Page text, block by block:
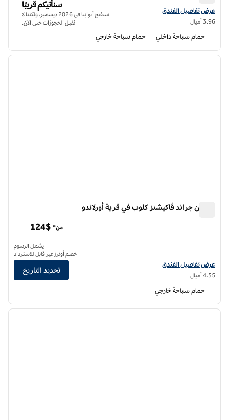
عرض تفاصيل الفندق لفندق هيلتون فاكيشن كلوب ذا فاونتينز أورلاندو
عرض تفاصيل الفندق
3.96 أميال
سنأتيكم قريبًا
سنفتح أبوابنا في 2026 ديسمبر، ولكننا لا
نقبل الحجوزات حتى الآن.
حمام سباحة داخلي حمام سباحة خارجي
1 من 12
الصورة
هيلتون جراند ڤاكيشنز كلوب في قرية أورلاندو
عرض تفاصيل الفندق لفندق هيلتون جراند ڤاكيشنز كلوب توسكاني فيلدج أورلاندو
عرض تفاصيل الفندق
4.55 أميال
من* 124$
يشمل الرسوم
خصم أونرز غير قابل للاسترداد
تحديد التاريخ
حمام سباحة خارجي
1 من 12
الصورة